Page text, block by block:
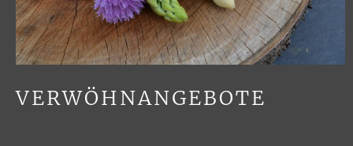
VERWÖHNANGEBOTE